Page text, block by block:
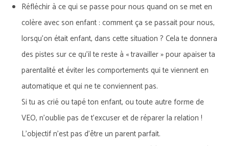
Réfléchir à ce qui se passe pour nous quand on se met en
colère avec son enfant : comment ça se passait pour nous,
lorsqu’on était enfant, dans cette situation ? Cela te donnera
des pistes sur ce qu’il te reste à « travailler » pour apaiser ta
parentalité et éviter les comportements qui te viennent en
automatique et qui ne te conviennent pas.
Si tu as crié ou tapé ton enfant, ou toute autre forme de
VEO, n’oublie pas de t’excuser et de réparer la relation !
L’objectif n’est pas d’être un parent parfait.